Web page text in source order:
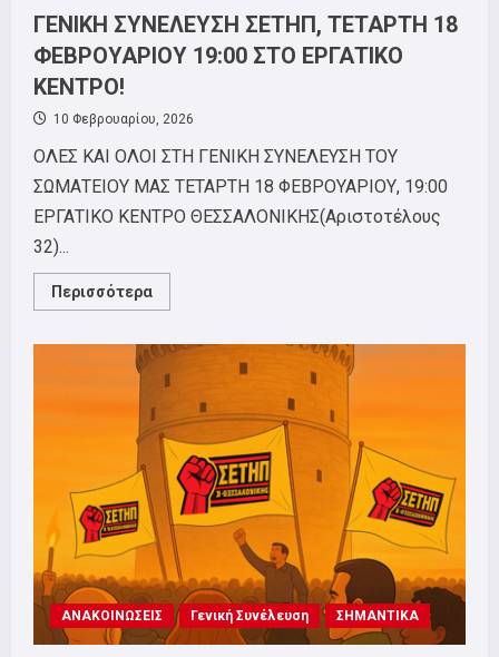
ΓΕΝΙΚΗ ΣΥΝΕΛΕΥΣΗ ΣΕΤΗΠ, ΤΕΤΑΡΤΗ 18
ΦΕΒΡΟΥΑΡΙΟΥ 19:00 ΣΤΟ ΕΡΓΑΤΙΚΟ
ΚΕΝΤΡΟ!
10 Φεβρουαρίου, 2026
ΟΛΕΣ ΚΑΙ ΟΛΟΙ ΣΤΗ ΓΕΝΙΚΗ ΣΥΝΕΛΕΥΣΗ ΤΟΥ
ΣΩΜΑΤΕΙΟΥ ΜΑΣ ΤΕΤΑΡΤΗ 18 ΦΕΒΡΟΥΑΡΙΟΥ, 19:00
ΕΡΓΑΤΙΚΟ ΚΕΝΤΡΟ ΘΕΣΣΑΛΟΝΙΚΗΣ(Αριστοτέλους
32)...
Περισσότερα
more
ΣΥΝΕΛΕΥΣΗ
ΤΕΤΑΡΤΗ
ΦΕΒΡΟΥΑΡΙΟΥ
19:00
ΣΤΟ
ΕΡΓΑΤΙΚΟ
ΚΕΝΤΡΟ!
ΑΝΑΚΟΙΝΩΣΕΙΣ Γενική Συνέλευση ΣΗΜΑΝΤΙΚΑ